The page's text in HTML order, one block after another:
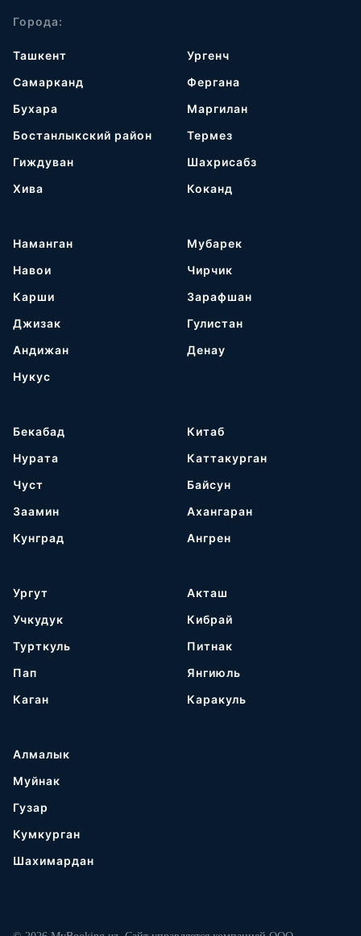
Города:
Ташкент
Самарканд
Бухара
Бостанлыкский район
Гиждуван
Хива
Ургенч
Фергана
Маргилан
Термез
Шахрисабз
Коканд
Наманган
Навои
Карши
Джизак
Андижан
Нукус
Мубарек
Чирчик
Зарафшан
Гулистан
Денау
Бекабад
Нурата
Чуст
Заамин
Кунград
Китаб
Каттакурган
Байсун
Ахангаран
Ангрен
Ургут
Учкудук
Турткуль
Пап
Каган
Акташ
Кибрай
Питнак
Янгиюль
Каракуль
Алмалык
Муйнак
Гузар
Кумкурган
Шахимардан